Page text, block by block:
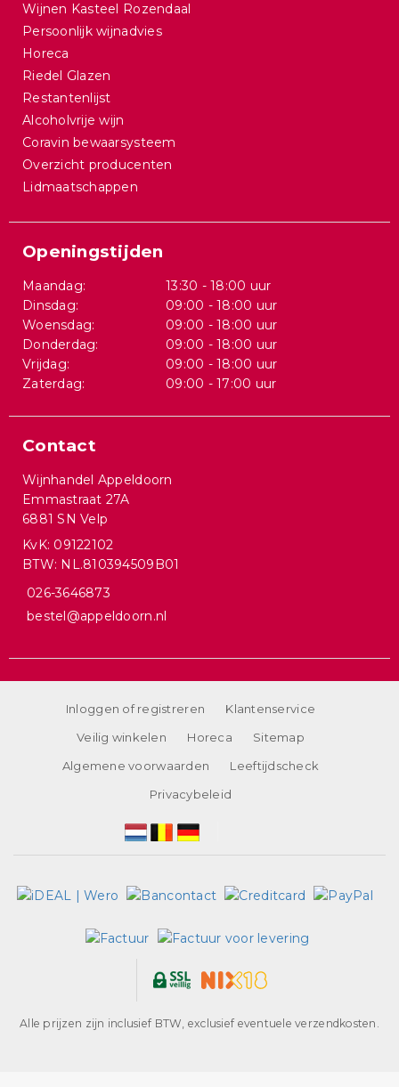
Wijnen Kasteel Rozendaal
Persoonlijk wijnadvies
Horeca
Riedel Glazen
Restantenlijst
Alcoholvrije wijn
Coravin bewaarsysteem
Overzicht producenten
Lidmaatschappen
Openingstijden
Maandag:
13:30 - 18:00 uur
Dinsdag:
09:00 - 18:00 uur
Woensdag:
09:00 - 18:00 uur
Donderdag:
09:00 - 18:00 uur
Vrijdag:
09:00 - 18:00 uur
Zaterdag:
09:00 - 17:00 uur
Contact
Wijnhandel Appeldoorn
Emmastraat 27A
6881 SN Velp
KvK: 09122102
BTW: NL.810394509B01
026-3646873
bestel@appeldoorn.nl
Inloggen of registreren
Klantenservice
Veilig winkelen
Horeca
Sitemap
Algemene voorwaarden
Leeftijdscheck
Privacybeleid
Alle prijzen zijn inclusief BTW, exclusief eventuele verzendkosten.